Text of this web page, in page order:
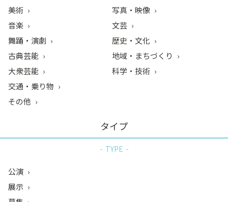
美術
音楽
舞踊・演劇
古典芸能
大衆芸能
写真・映像
文芸
歴史・文化
地域・まちづくり
科学・技術
交通・乗り物
その他
タイプ
TYPE
公演
展示